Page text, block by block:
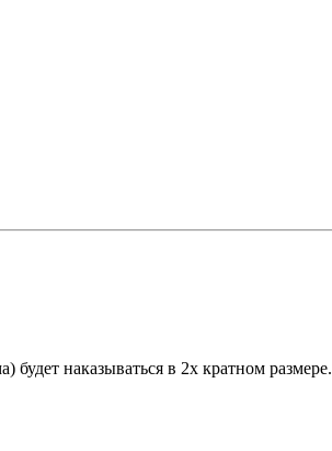
будет наказываться в 2х кратном размере.